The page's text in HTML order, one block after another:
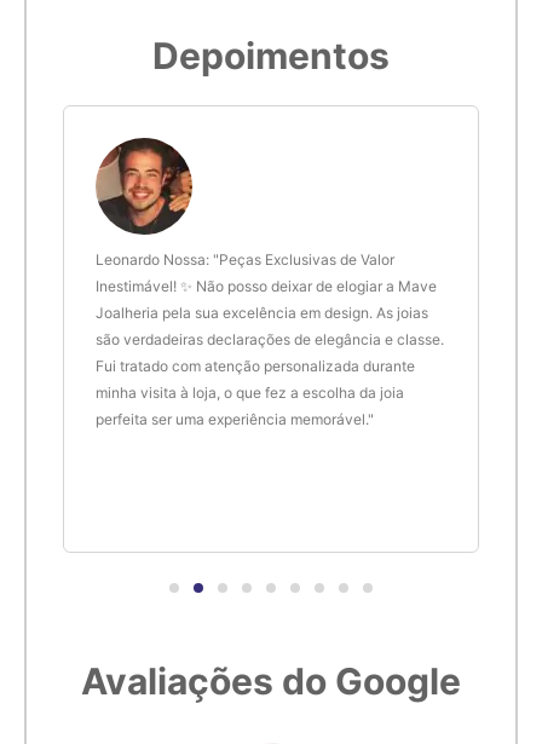
6cm 20
6,1cm
6,2cm 22
6,3cm 23
6,4cm 24
6,8cm 28
Depoimentos
Leonardo Nossa: "Peças Exclusivas de Valor
Inestimável! ✨ Não posso deixar de elogiar a Mave
Joalheria pela sua excelência em design. As joias
são verdadeiras declarações de elegância e classe.
Fui tratado com atenção personalizada durante
minha visita à loja, o que fez a escolha da joia
perfeita ser uma experiência memorável."
Avaliações do Google